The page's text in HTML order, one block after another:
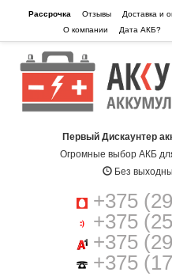
Рассрочка Отзывы Доставка и
О компании
Дата АКБ?
Первый Дискаунтер
Огромные выбор АКБ
Без
+375
+375
+375
+375